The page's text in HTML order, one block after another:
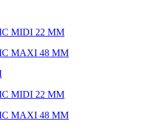
MIDI 22 ММ
MAXI 48 ММ
MIDI 22 ММ
MAXI 48 ММ